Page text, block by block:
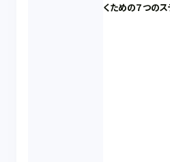
くための７つの